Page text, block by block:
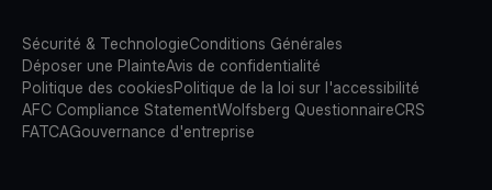
Sécurité & TechnologieConditions Générales
Déposer une PlainteAvis de confidentialité
Politique des cookiesPolitique de la loi sur l'accessibilité
AFC Compliance StatementWolfsberg QuestionnaireCRS
FATCAGouvernance d'entreprise